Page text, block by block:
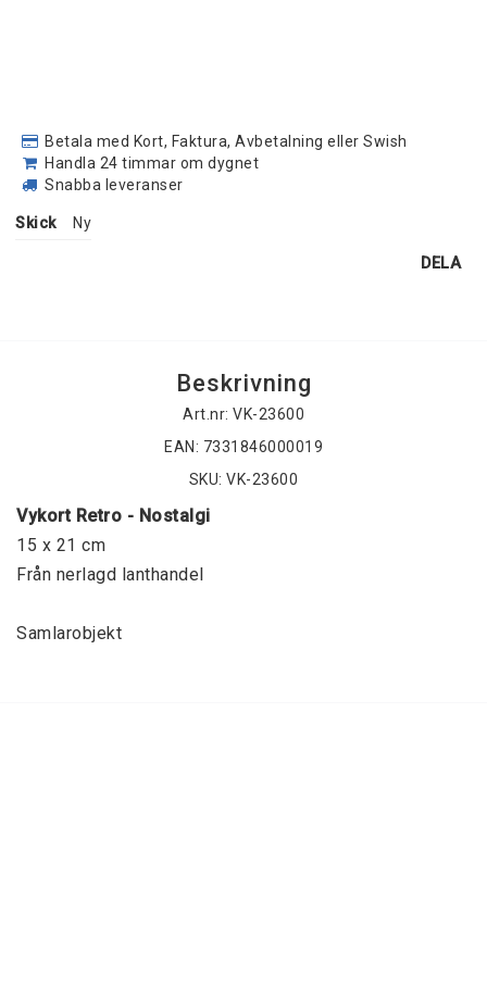
Betala med Kort, Faktura, Avbetalning eller Swish
Handla 24 timmar om dygnet
Snabba leveranser
Skick Ny
DELA
Beskrivning
Art.nr: VK-23600
EAN: 7331846000019
SKU: VK-23600
Vykort Retro - Nostalgi
15 x 21 cm
Från nerlagd lanthandel
Samlarobjekt